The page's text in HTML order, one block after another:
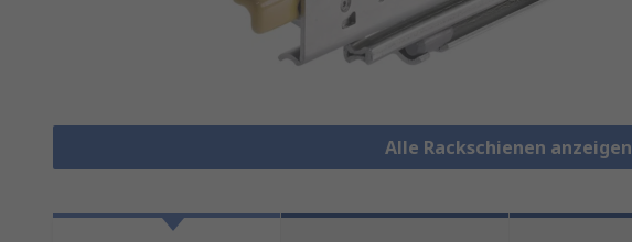
Alle Rackschienen anzeigen